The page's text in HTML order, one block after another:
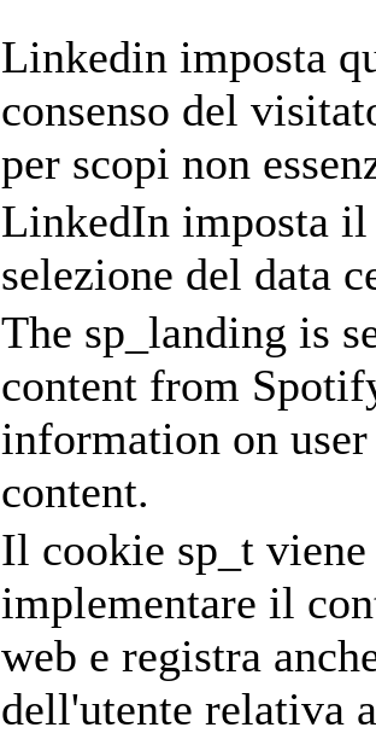
Linkedin imposta
consenso del
per scopi non
LinkedIn imposta
selezione del data
The sp_landing is
content from
information on
content.
Il cookie sp_t
implementare il
web e registra
dell'utente relativa